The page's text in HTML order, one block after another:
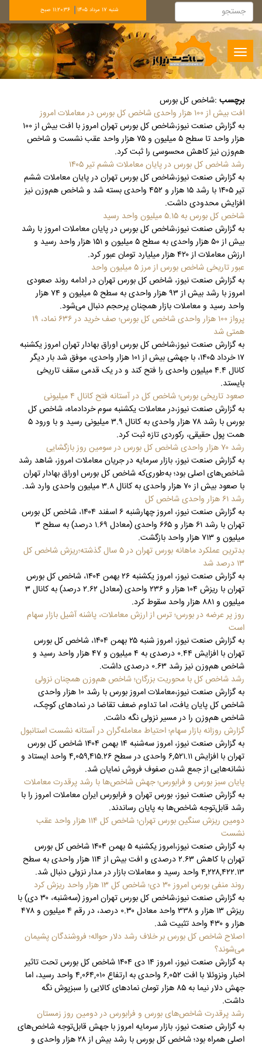
شنبه 17 مرداد 1405 11:20:37 صبح
Toggle
navigation
برچسب :شاخص کل بورس
افت بیش از ۱۰۰ هزار واحدی شاخص کل بورس در معاملات امروز
به گزارش صنعت نیوز،شاخص کل بورس تهران امروز با افت بیش از ۱۰۰
هزار واحد تا سطح ۵ میلیون و ۷۵ هزار واحد ‏عقب نشست و شاخص
هم‌وزن نیز کاهش محسوسی را ثبت کرد‎.‎
رشد شاخص کل بورس در پایان معاملات ششم تیر ۱۴۰۵
به گزارش صنعت نیوز،شاخص کل بورس تهران در پایان معاملات ششم
تیر ۱۴۰۵ با رشد ۱۵ هزار و ۴۵۲ واحدی بسته ‏شد و شاخص هم‌وزن نیز
افزایش محدودی داشت‎.‎
شاخص کل بورس به ۵.۱۵ میلیون واحد رسید
به گزارش صنعت نیوز،شاخص کل بورس در پایان معاملات امروز با رشد
بیش از ۵۰ هزار واحدی به سطح ۵ میلیون و ۱۵۱ هزار واحد رسید و
ارزش معاملات از ۴۲۰ هزار میلیارد تومان عبور کرد.
عبور تاریخی شاخص بورس از مرز ۵ میلیون واحد
به گزارش صنعت نیوز، شاخص کل بورس تهران در ادامه روند صعودی
امروز با رشد بیش از ۹۳ هزار واحدی به سطح ۵ ‏میلیون و ۷۴ هزار
واحد رسید و معاملات بازار همچنان پرحجم دنبال می‌شود‎.‎
پرواز ۱۰۰ هزار واحدی شاخص کل بورس؛ صف خرید در ۶۳۶ نماد، ۱۹
همتی شد
به گزارش صنعت نیوز،شاخص کل بورس اوراق بهادار تهران امروز یکشنبه
۱۷ خرداد ۱۴۰۵، با جهشی بیش از ۱۰۱ هزار واحدی، موفق شد بار دیگر
کانال ۴.۴ میلیون واحدی را فتح کند و در یک قدمی سقف تاریخی
بایستد.
صعود تاریخی بورس؛ شاخص کل در آستانه فتح کانال ۴ میلیونی
به گزارش صنعت نیوز،در معاملات یکشنبه سوم خردادماه، شاخص کل
بورس با رشد ۷۸ هزار واحدی به کانال ۳.۹ میلیونی رسید و با ورود ۵
همت پول حقیقی، رکوردی تازه ثبت کرد.
رشد ۷۰ هزار واحدی شاخص کل بورس در سومین روز بازگشایی
به گزارش صنعت نیوز، بازار سرمایه در جریان معاملات امروز، شاهد رشد
شاخص‌های اصلی بود؛ به‌طوری‌که شاخص کل بورس اوراق بهادار تهران
با صعود بیش از ۷۰ هزار واحدی به کانال ۳.۸ میلیون واحدی وارد شد.
رشد ۶۱ هزار واحدی شاخص کل
به گزارش صنعت نیوز، امروز چهارشنبه ۶ اسفند ۱۴۰۴، شاخص کل بورس
تهران با رشد ۶۱ هزار و ۶۶۵ واحدی (معادل ۱.۶۹ درصد) به سطح ۳
میلیون و ۷۱۳ هزار واحد بازگشت.
بدترین عملکرد ماهانه بورس تهران در ۵ سال گذشته؛ریزش شاخص کل
۱۳ درصد شد
به گزارش صنعت نیوز، امروز یکشنبه ۲۶ بهمن ۱۴۰۴، شاخص کل بورس
تهران با ریزش ۱۰۴ هزار و ۲۳۶ واحدی (معادل ۲.۶۲ درصد) به کانال ۳
میلیون و ۸۸۱ هزار واحد سقوط کرد.
روز پر عرضه در بورس؛ ترس از ارزش معاملات، پاشنه آشیل بازار سهام
است
به گزارش صنعت نیوز، امروز شنبه ۲۵ بهمن ۱۴۰۴، شاخص کل بورس
تهران با افزایش ۰.۴۴ درصدی به ۴ میلیون و ۴۷ هزار واحد رسید و
شاخص هم‌وزن نیز رشد ۰.۶۳ درصدی داشت.
رشد شاخص کل با محوریت بزرگان؛ شاخص هم‌وزن همچنان نزولی
به گزارش صنعت نیوز،معاملات امروز بورس با رشد ۱۰ هزار واحدی
شاخص کل پایان یافت، اما تداوم ضعف تقاضا در نمادهای کوچک،
شاخص هم‌وزن را در مسیر نزولی نگه داشت.
گزارش روزانه بازار سهام؛ احتیاط معامله‌گران در آستانه نشست استانبول
به گزارش صنعت نیوز، امروز سه‌شنبه ۱۴ بهمن ۱۴۰۴ شاخص کل بورس
تهران با افزایش ۶,۵۲۱.۱۱ واحدی در سطح ۴,۰۵۹,۴۱۵.۲۶ واحد ایستاد و
نشانه‌هایی از جمع شدن صفوف فروش نمایان شد.
پایان سبز بورس و فرابورس؛ جهش شاخص‌ها با رشد پرقدرت معاملات
به گزارش صنعت نیوز، بورس تهران و فرابورس ایران معاملات امروز را با
رشد قابل‌توجه شاخص‌ها به پایان رساندند.
دومین ریزش سنگین بورس تهران؛ شاخص کل ۱۱۴ هزار واحد عقب
نشست
به گزارش صنعت نیوز،امروز یکشنبه ۵ بهمن ۱۴۰۴ شاخص کل بورس
تهران با کاهش ۲.۶۳ درصدی و افت بیش از ۱۱۴ هزار واحدی به سطح
۴,۲۲۸,۴۲۲.۱۳ واحد رسید و معاملات بازار در مدار نزولی دنبال شد.
روند منفی بورس امروز ۳۰ دی؛ شاخص کل ۱۳ هزار واحد ریزش کرد
به گزارش صنعت نیوز،شاخص کل بورس تهران امروز (سه‌شنبه، ۳۰ دی) با
ریزش ۱۳ هزار و ۳۳۸ واحد معادل ۰.۳۰ درصد، در رقم ۴ میلیون و ۴۷۸
هزار و ۴۳۰ واحد تثبیت شد.
اصلاح شاخص کل بورس بر خلاف رشد دلار حواله؛ فروشندگان پشیمان
می‌شوند؟
به گزارش صنعت نیوز، امروز ۱۴ دی ۱۴۰۴ شاخص کل بورس تحت تاثیر
اخبار ونزوئلا با افت ۶,۰۵۲ واحدی به ارتفاع ۴,۰۶۴,۰۱۰ واحد رسید، اما
جهش دلار نیما به ۸۵ هزار تومان نمادهای کالایی را سبزپوش نگه
داشت.
رشد پرقدرت شاخص‌های بورس و فرابورس در دومین روز زمستان
به گزارش صنعت نیوز، بازار سرمایه امروز با جهش قابل‌توجه شاخص‌های
اصلی همراه بود؛ شاخص کل بورس با رشد بیش از ۲۸ هزار واحدی و